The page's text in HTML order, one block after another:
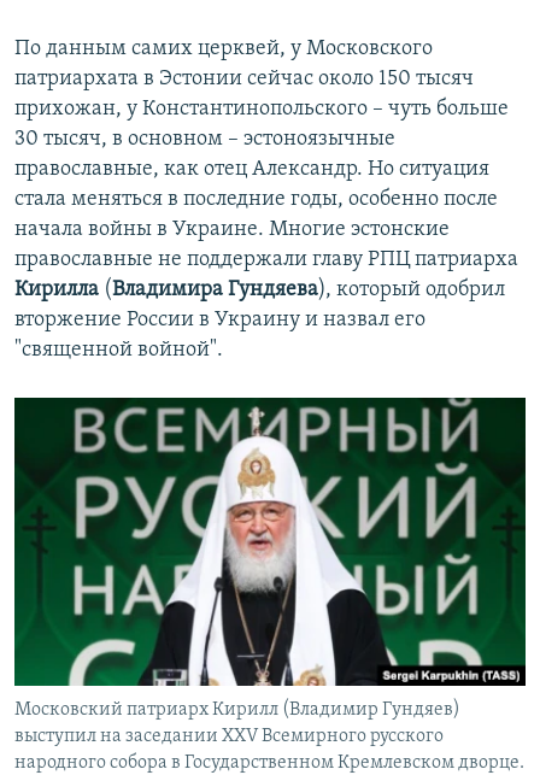
По данным самих церквей, у Московского
патриархата в Эстонии сейчас около 150 тысяч
прихожан, у Константинопольского – чуть больше
30 тысяч, в основном – эстоноязычные
православные, как отец Александр. Но ситуация
стала меняться в последние годы, особенно после
начала войны в Украине. Многие эстонские
православные не поддержали главу РПЦ патриарха
Кирилла (Владимира Гундяева), который одобрил
вторжение России в Украину и назвал его
"священной войной".
Московский патриарх Кирилл (Владимир Гундяев)
выступил на заседании XXV Всемирного русского
народного собора в Государственном Кремлевском дворце.